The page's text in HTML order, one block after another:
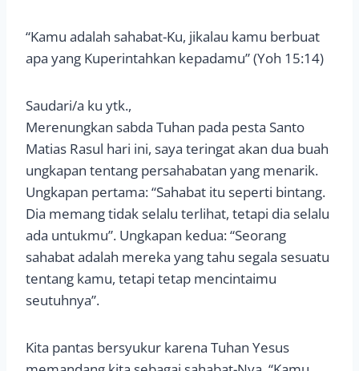
“Kamu adalah sahabat-Ku, jikalau kamu berbuat
apa yang Kuperintahkan kepadamu” (Yoh 15:14)
Saudari/a ku ytk.,
Merenungkan sabda Tuhan pada pesta Santo
Matias Rasul hari ini, saya teringat akan dua buah
ungkapan tentang persahabatan yang menarik.
Ungkapan pertama: “Sahabat itu seperti bintang.
Dia memang tidak selalu terlihat, tetapi dia selalu
ada untukmu”. Ungkapan kedua: “Seorang
sahabat adalah mereka yang tahu segala sesuatu
tentang kamu, tetapi tetap mencintaimu
seutuhnya”.
Kita pantas bersyukur karena Tuhan Yesus